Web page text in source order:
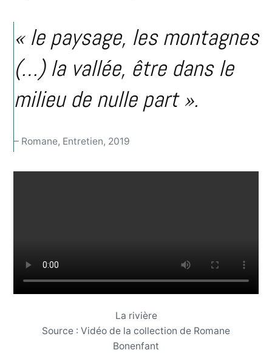
« le paysage, les montagnes
(…) la vallée, être dans le
milieu de nulle part ».
– Romane, Entretien, 2019
La rivière
Source : Vidéo de la collection de Romane
Bonenfant